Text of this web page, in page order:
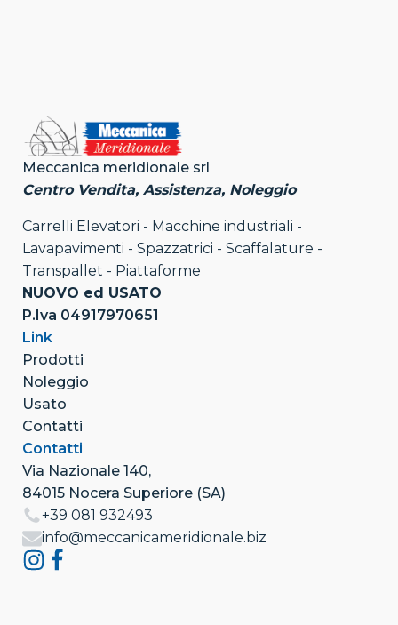
Meccanica meridionale srl
Centro Vendita, Assistenza, Noleggio
Carrelli Elevatori - Macchine industriali -
Lavapavimenti - Spazzatrici - Scaffalature -
Transpallet - Piattaforme
NUOVO ed USATO
P.Iva 04917970651
Link
Prodotti
Noleggio
Usato
Contatti
Contatti
Via Nazionale 140,
84015 Nocera Superiore (SA)
+39 081 932493
info@meccanicameridionale.biz